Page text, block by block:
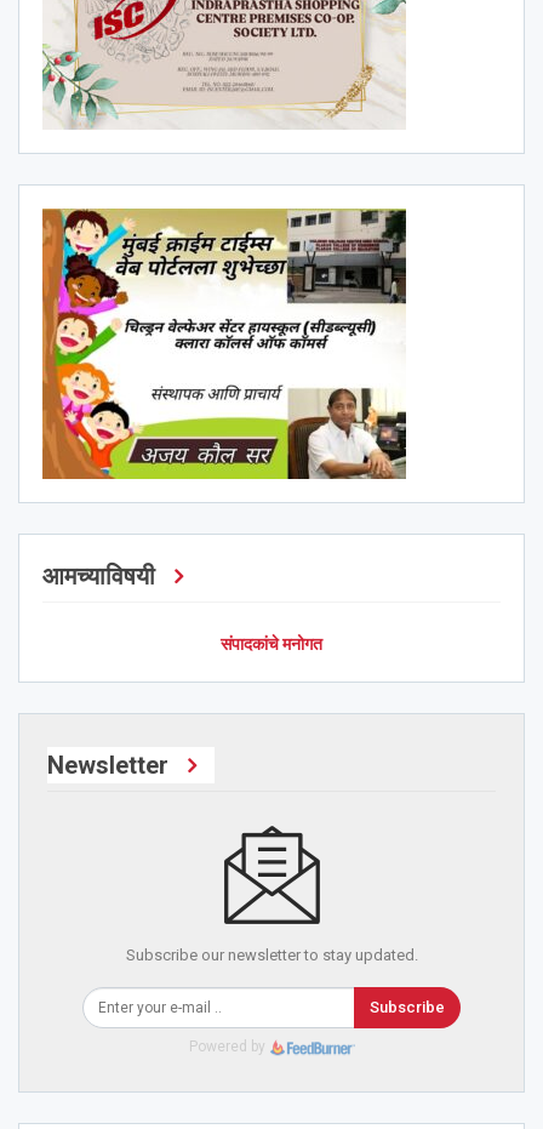
आमच्याविषयी
संपादकांचे मनोगत
Newsletter
Subscribe our newsletter to stay updated.
Subscribe
Powered by